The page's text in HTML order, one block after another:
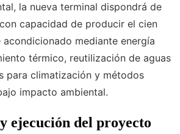
la nueva terminal dispondrá de
capacidad de producir el cien
mediante energía
térmico, reutilización de aguas
para climatización y métodos
impacto ambiental.
ejecución del proyecto